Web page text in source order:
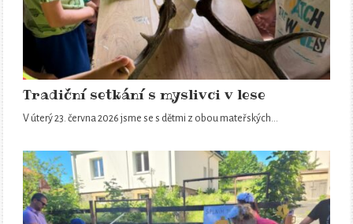
Tradiční setkání s myslivci v lese
V úterý 23. června 2026 jsme se s dětmi z obou mateřských…